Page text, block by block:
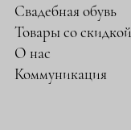
Свадебная обувь
Товары со скидкой
О нас
Коммуникация